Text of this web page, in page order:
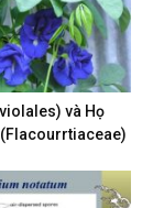
và Họ